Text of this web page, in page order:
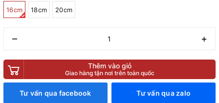
16cm 18cm 20cm
– +
Thêm vào giỏ
Giao hàng tận nơi trên toàn quốc
Tư vấn qua facebook Tư vấn qua zalo